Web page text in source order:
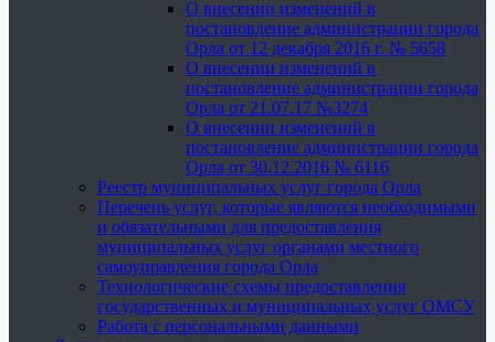
О внесении изменений в
постановление администрации города
Орла от 12 декабря 2016 г. № 5658
О внесении изменений в
постановление администрации города
Орла от 21.07.17 №3274
О внесении изменений в
постановление администрации города
Орла от 30.12.2016 № 6116
Реестр муниципальных услуг города Орла
Перечень услуг, которые являются необходимыми
и обязательными для предоставления
муниципальных услуг органами местного
самоуправления города Орла
Технологические схемы предоставления
государственных и муниципальных услуг ОМСУ
Работа с персональными данными